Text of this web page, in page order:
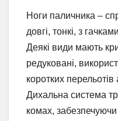
Ноги паличника –
довгі, тонкі, з
Деякі види мають
редуковані,
коротких
Дихальна система
комах,